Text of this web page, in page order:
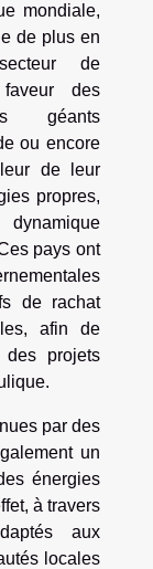
mondiale,
de plus en
de
faveur des
géants
ou encore
de leur
propres,
pays ont
de rachat
afin de
des projets
par des
un
énergies
à travers
aux
locales